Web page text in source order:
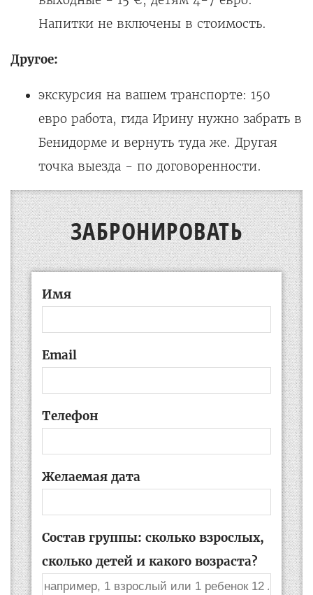
Напитки не включены в стоимость.
Другое:
экскурсия на вашем транспорте: 150
евро работа, гида Ирину нужно забрать в
Бенидорме и вернуть туда же. Другая
точка выезда - по договоренности.
ЗАБРОНИРОВАТЬ
Имя
Email
Телефон
Желаемая дата
Состав группы: сколько взрослых,
сколько детей и какого возраста?